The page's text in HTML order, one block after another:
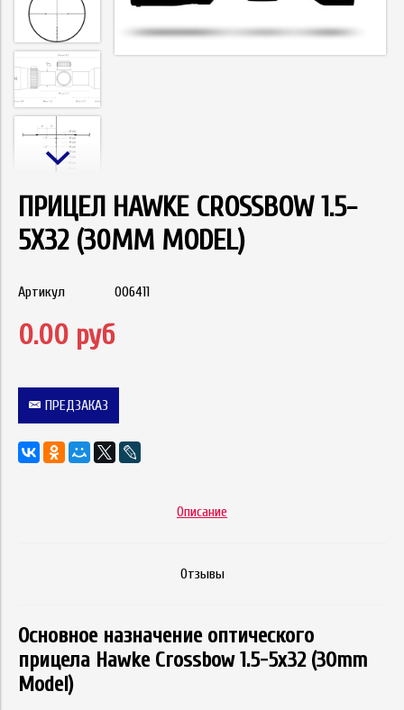
ПРИЦЕЛ HAWKE CROSSBOW 1.5-
5X32 (30MM MODEL)
Артикул 006411
0.00 руб
ПРЕДЗАКАЗ
Описание
Отзывы
Основное назначение оптического
прицела Hawke Crossbow 1.5-5x32 (30mm
Model)